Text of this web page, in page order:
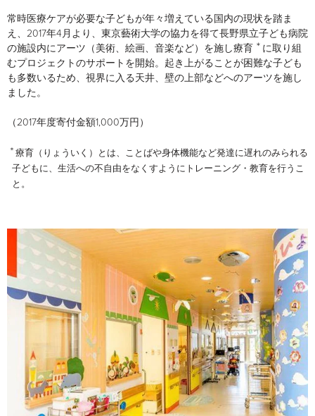
常時医療ケアが必要な子どもが年々増えている国内の現状を踏ま
え、2017年4月より、東京藝術大学の協力を得て長野県立子ども病院
の施設内にアーツ（美術、絵画、音楽など）を施し療育 ＊ に取り組
むプロジェクトのサポートを開始。起き上がることが困難な子ども
も多数いるため、視界に入る天井、壁の上部などへのアーツを施し
ました。
（2017年度寄付金額1,000万円）
＊ 療育（りょういく）とは、ことばや身体機能など発達に遅れのみられる
子どもに、生活への不自由をなくすようにトレーニング・教育を行うこ
と。